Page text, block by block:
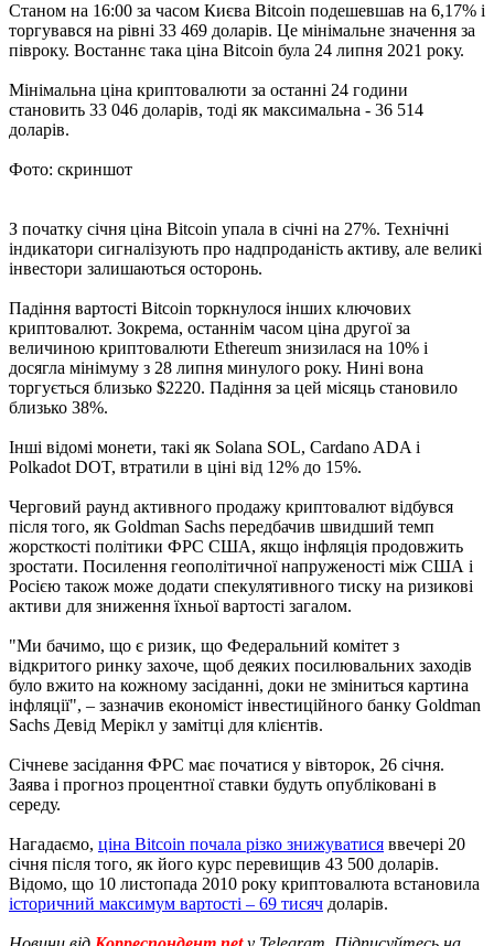
Станом на 16:00 за часом Києва Bitcoin подешевшав на 6,17% і
торгувався на рівні 33 469 доларів. Це мінімальне значення за
півроку. Востаннє така ціна Bitcoin була 24 липня 2021 року.
Мінімальна ціна криптовалюти за останні 24 години
становить 33 046 доларів, тоді як максимальна - 36 514
доларів.
Фото: скриншот
З початку січня ціна Bitcoin упала в січні на 27%. Технічні
індикатори сигналізують про надпроданість активу, але великі
інвестори залишаються осторонь.
Падіння вартості Bitcoin торкнулося інших ключових
криптовалют. Зокрема, останнім часом ціна другої за
величиною криптовалюти Ethereum знизилася на 10% і
досягла мінімуму з 28 липня минулого року. Нині вона
торгується близько $2220. Падіння за цей місяць становило
близько 38%.
Інші відомі монети, такі як Solana SOL, Cardano ADA і
Polkadot DOT, втратили в ціні від 12% до 15%.
Черговий раунд активного продажу криптовалют відбувся
після того, як Goldman Sachs передбачив швидший темп
жорсткості політики ФРС США, якщо інфляція продовжить
зростати. Посилення геополітичної напруженості між США і
Росією також може додати спекулятивного тиску на ризикові
активи для зниження їхньої вартості загалом.
"Ми бачимо, що є ризик, що Федеральний комітет з
відкритого ринку захоче, щоб деяких посилювальних заходів
було вжито на кожному засіданні, доки не зміниться картина
інфляції", – зазначив економіст інвестиційного банку Goldman
Sachs Девід Мерікл у замітці для клієнтів.
Січневе засідання ФРС має початися у вівторок, 26 січня.
Заява і прогноз процентної ставки будуть опубліковані в
середу.
Нагадаємо, ціна Bitcoin почала різко знижуватися ввечері 20
січня після того, як його курс перевищив 43 500 доларів.
Відомо, що 10 листопада 2010 року криптовалюта встановила
історичний максимум вартості – 69 тисяч доларів.